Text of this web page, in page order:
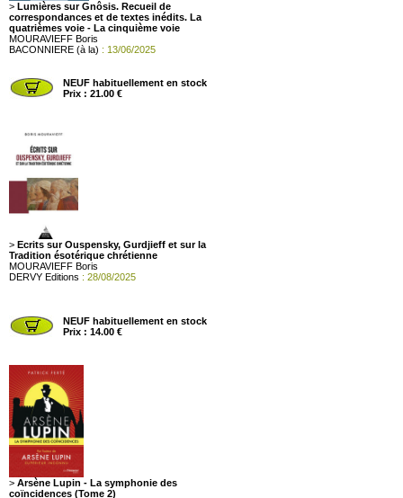
> Lumières sur Gnôsis. Recueil de
correspondances et de textes inédits. La
quatrièmes voie - La cinquième voie
MOURAVIEFF Boris
BACONNIERE (à la) : 13/06/2025
NEUF habituellement en stock
Prix : 21.00 €
> Ecrits sur Ouspensky, Gurdjieff et sur la
Tradition ésotérique chrétienne
MOURAVIEFF Boris
DERVY Editions : 28/08/2025
NEUF habituellement en stock
Prix : 14.00 €
> Arsène Lupin - La symphonie des
coïncidences (Tome 2)